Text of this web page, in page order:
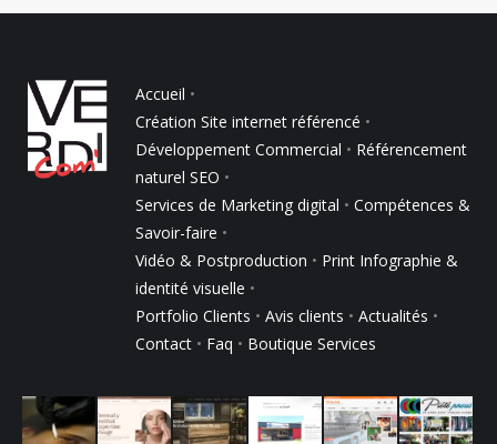
Accueil •
Création Site internet référencé •
Développement Commercial • Référencement
naturel SEO •
Services de Marketing digital • Compétences &
Savoir-faire •
Vidéo & Postproduction • Print Infographie &
identité visuelle •
Portfolio Clients • Avis clients • Actualités •
Contact • Faq • Boutique Services